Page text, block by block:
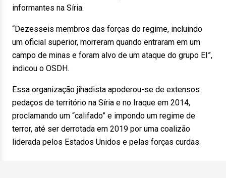
informantes na Síria.
“Dezesseis membros das forças do regime, incluindo
um oficial superior, morreram quando entraram em um
campo de minas e foram alvo de um ataque do grupo EI”,
indicou o OSDH.
Essa organização jihadista apoderou-se de extensos
pedaços de território na Síria e no Iraque em 2014,
proclamando um “califado” e impondo um regime de
terror, até ser derrotada em 2019 por uma coalizão
liderada pelos Estados Unidos e pelas forças curdas.